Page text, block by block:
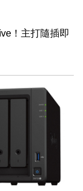
！主打隨插即